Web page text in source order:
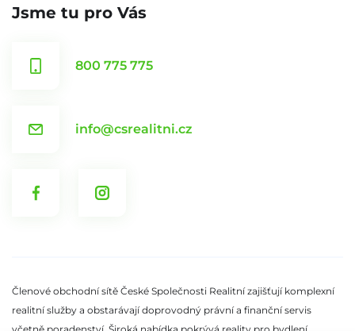
Jsme tu pro Vás
800 775 775
info@csrealitni.cz
Členové obchodní sítě České Společnosti Realitní zajišťují komplexní
realitní služby a obstarávají doprovodný právní a finanční servis